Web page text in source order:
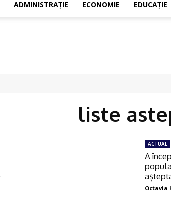
ADMINISTRAŢIE ECONOMIE EDUCAŢIE
liste
ACTUAL
A
Octavia